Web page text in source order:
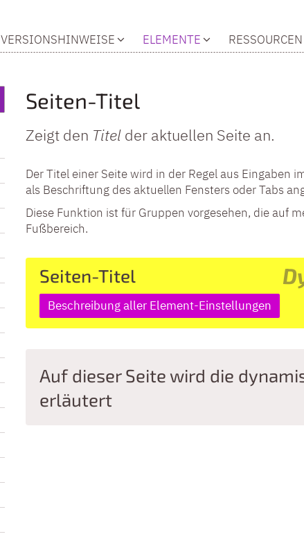
VERSIONSHINWEISE
ELEMENTE RESSOURCEN
Seiten-Titel
Zeigt den Titel der aktuellen Seite an.
Der Titel einer Seite wird in der Regel aus Eingaben
als Beschriftung des aktuellen Fensters oder Tabs
Diese Funktion ist für Gruppen vorgesehen, die auf
Fußbereich.
Seiten-Titel
Beschreibung aller Element-Einstellungen
Auf dieser Seite wird die
erläutert